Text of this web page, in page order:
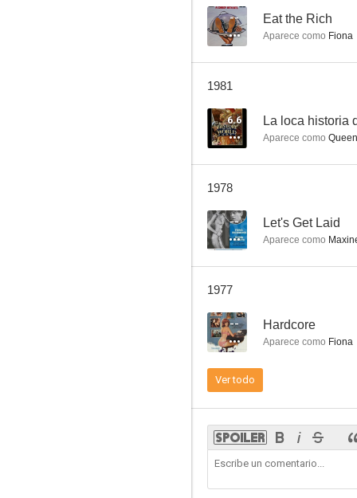
-- Eat the Rich
Aparece como Fiona
1981
6.6 La loca historia
Aparece como
1978
-- Let's Get Laid
Aparece como
1977
-- Hardcore
Aparece como Fiona
Ver todo